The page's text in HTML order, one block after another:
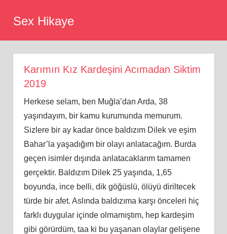
Sex Hikaye
Karımın Kız Kardeşini Acımadan Siktim
2019
Herkese selam, ben Muğla’dan Arda, 38
yaşındayım, bir kamu kurumunda memurum.
Sizlere bir ay kadar önce baldızım Dilek ve eşim
Bahar’la yaşadığım bir olayı anlatacağım. Burda
geçen isimler dışında anlatacaklarım tamamen
gerçektir. Baldızım Dilek 25 yaşında, 1,65
boyunda, ince belli, dik göğüslü, ölüyü diriltecek
türde bir afet. Aslında baldızıma karşı önceleri hiç
farklı duygular içinde olmamıştım, hep kardeşim
gibi görürdüm, taa ki bu yaşanan olaylar gelişene